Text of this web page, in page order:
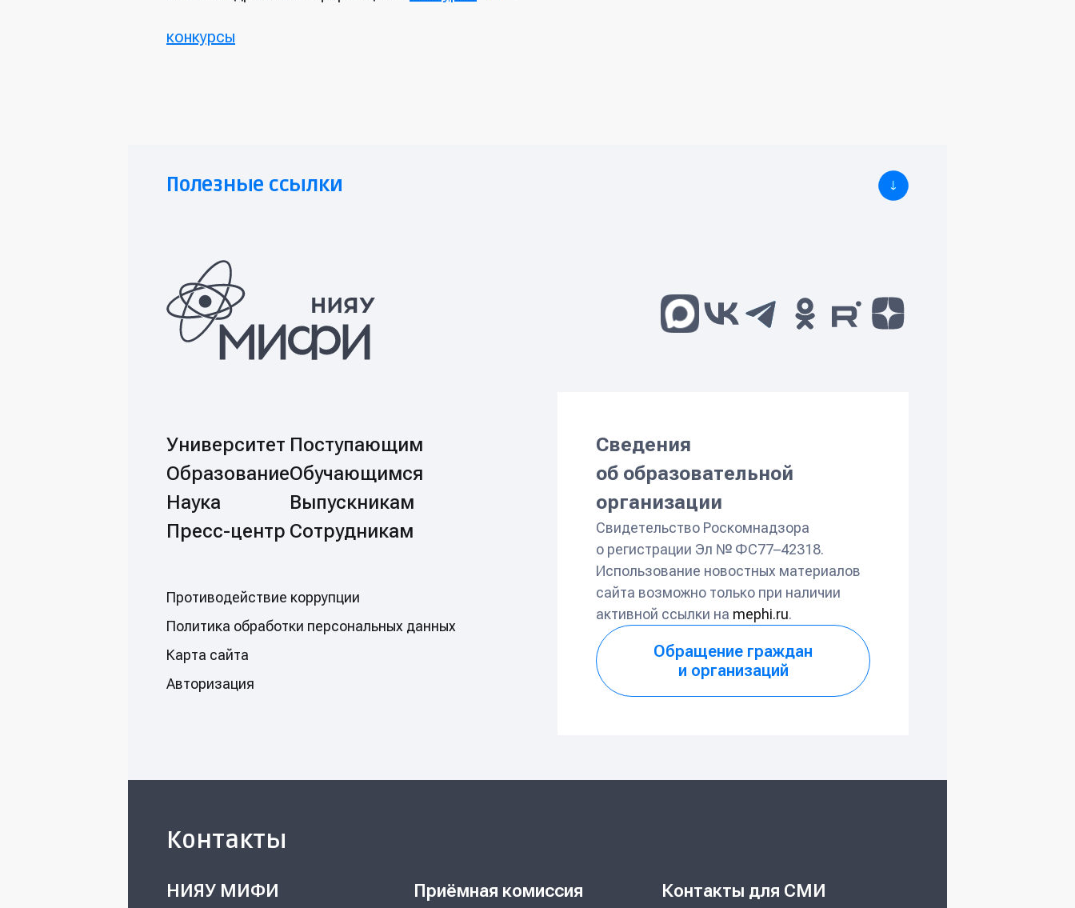
конкурсы
Полезные ссылки
Университет
Образование
Наука
Пресс-центр
Поступающим
Обучающимся
Выпускникам
Сотрудникам
Противодействие коррупции
Политикa обработки персональных данных
Карта сайта
Авторизация
Сведения
об образовательной
организации
Свидетельство Роскомнадзора
о регистрации Эл № ФС77–42318.
Использование новостных материалов
сайта возможно только при наличии
активной ссылки на mephi.ru.
Обращение граждан
и организаций
Контакты
НИЯУ МИФИ Приёмная комиссия Контакты для СМИ